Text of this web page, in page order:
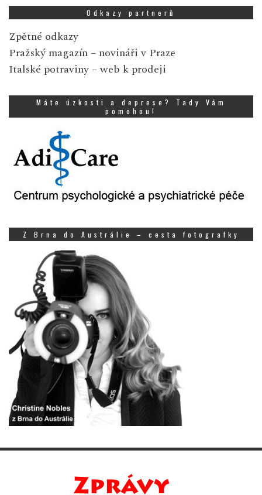
Odkazy partnerů
Zpětné odkazy
Pražský magazín – novináři v Praze
Italské potraviny – web k prodeji
Máte úzkosti a deprese? Tady Vám
pomohou!
Z Brna do Austrálie – cesta fotografky